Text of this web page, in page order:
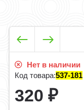
Нет в наличии
Код товара:537-181
320₽